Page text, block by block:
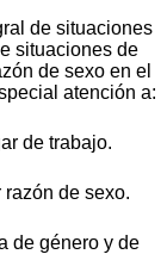
de situaciones
situaciones de
de sexo en el
atención a:
de trabajo.
de sexo.
de género y de